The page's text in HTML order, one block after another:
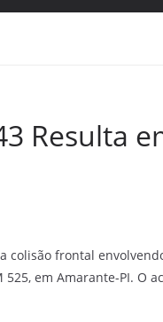
Resulta
colisão frontal
em Amarante-PI. O